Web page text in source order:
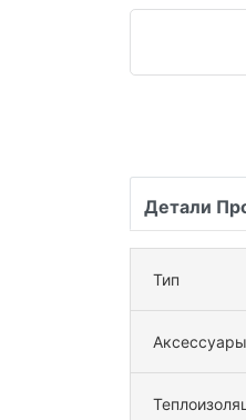
Детали
Тип
Аксессуары